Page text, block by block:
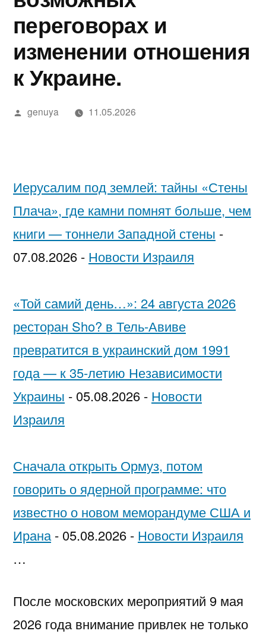
נחש
—
חשפניות
בישראל
בהלם
עצמן
While
Pick
Each
Other
ערים
в
Google»
מידע,
מודעות
ואבחון
בחיפה
переговорах и
изменении отношения
к Украине.
Написано
genuya 11.05.2026
Иерусалим под землей: тайны «Стены
Плача», где камни помнят больше, чем
книги — тоннели Западной стены -
07.08.2026 - Новости Израиля
«Той самий день…»: 24 августа 2026
ресторан Sho? в Тель-Авиве
превратится в украинский дом 1991
года — к 35-летию Независимости
Украины - 05.08.2026 - Новости
Израиля
Сначала открыть Ормуз, потом
говорить о ядерной программе: что
известно о новом меморандуме США и
Ирана - 05.08.2026 - Новости Израиля
…
После московских мероприятий 9 мая
2026 года внимание привлек не только